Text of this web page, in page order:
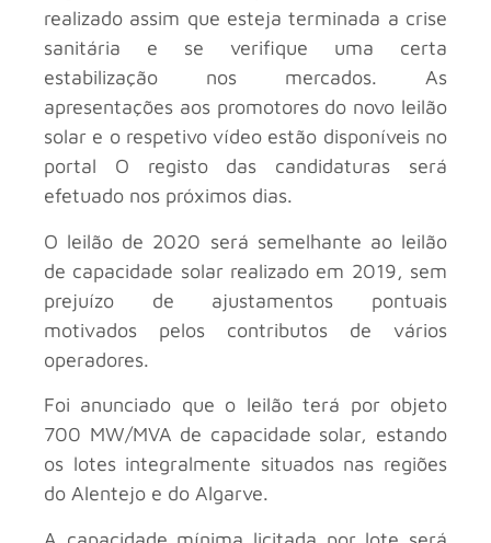
realizado assim que esteja terminada a crise
sanitária e se verifique uma certa
estabilização nos mercados. As
apresentações aos promotores do novo leilão
solar e o respetivo vídeo estão disponíveis no
portal O registo das candidaturas será
efetuado nos próximos dias.
O leilão de 2020 será semelhante ao leilão
de capacidade solar realizado em 2019, sem
prejuízo de ajustamentos pontuais
motivados pelos contributos de vários
operadores.
Foi anunciado que o leilão terá por objeto
700 MW/MVA de capacidade solar, estando
os lotes integralmente situados nas regiões
do Alentejo e do Algarve.